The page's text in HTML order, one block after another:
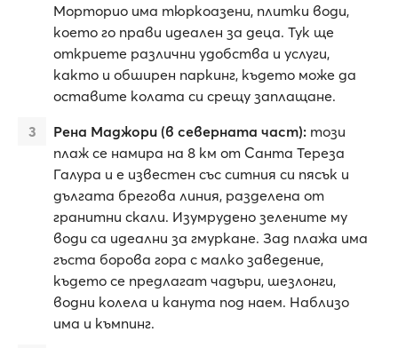
Морторио има тюркоазени, плитки води,
което го прави идеален за деца. Тук ще
откриете различни удобства и услуги,
както и обширен паркинг, където може да
оставите колата си срещу заплащане.
Рена Маджори (в северната част): този
плаж се намира на 8 км от Санта Тереза
Галура и е известен със ситния си пясък и
дългата брегова линия, разделена от
гранитни скали. Изумрудено зелените му
води са идеални за гмуркане. Зад плажа има
гъста борова гора с малко заведение,
където се предлагат чадъри, шезлонги,
водни колела и канута под наем. Наблизо
има и къмпинг.